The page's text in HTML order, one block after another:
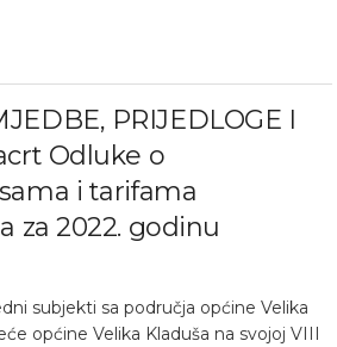
PRIJEDLOGE I
Odluke o
i tarifama
za 2022. godinu
subjekti sa područja općine Velika
općine Velika Kladuša na svojoj VIII